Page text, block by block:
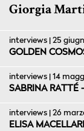
Giorgia
interviews | 25
GOLDEN
interviews | 14
SABRINA RATTÉ
interviews | 26
ELISA